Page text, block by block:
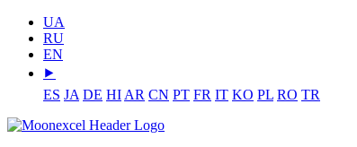
UA
RU
EN
⯈
ES JA DE HI AR CN PT FR IT KO PL RO TR